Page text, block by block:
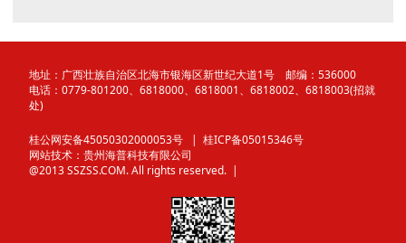
地址：广西壮族自治区北海市银海区新世纪大道1号 邮编：536000
电话：0779-801200、6818000、6818001、6818002、6818003(招就
处)
桂公网安备45050302000053号
| 桂ICP备05015346号
网站技术： 贵州海普科技有限公司
@2013 SSZSS.COM. All rights reserved. |